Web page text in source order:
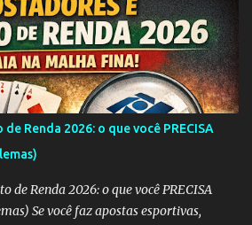
de Handicap Europeu no mercado
+1: Nesta aposta, uma equipe é
de 1 gol antes mesmo do início do
a equipe perder por um gol de diferença,
houver um empate ou se a equipe ganhar,
Handicap Europeu +2: Semelhante
a equipe recebe uma vantagem de 2
é vencedora se a equipe perder por
Se a equipe perder por 3 ou m...
Renda 2026: o que você PRECISA
de Renda 2026: o que você PRECISA
Se você faz apostas esportivas,